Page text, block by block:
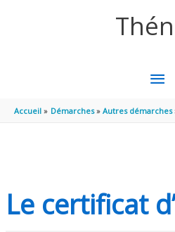
Accueil Démarches Autres démarches
Le certificat